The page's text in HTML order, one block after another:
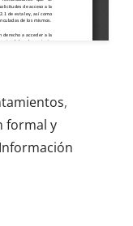
,
formal y
Información